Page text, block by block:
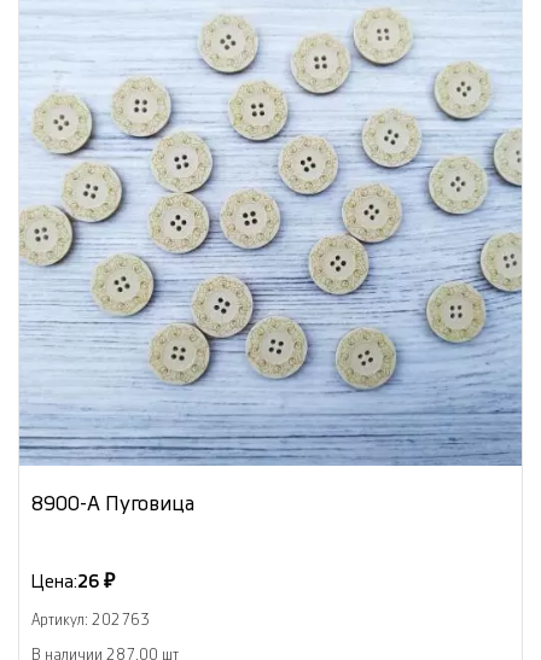
8900-А Пуговица
Цена:26 ₽
Артикул: 202763
В наличии 287.00 шт